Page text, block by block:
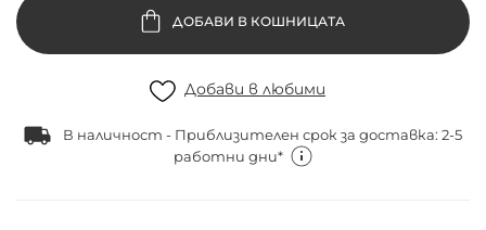
ДОБАВИ В КОШНИЦАТА
Добави в любими
В наличност - Приблизителен срок за доставка: 2-5
работни дни*